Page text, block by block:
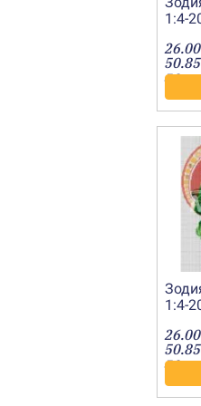
1:4-
26.00
лв.
1:4-
26.00
лв.